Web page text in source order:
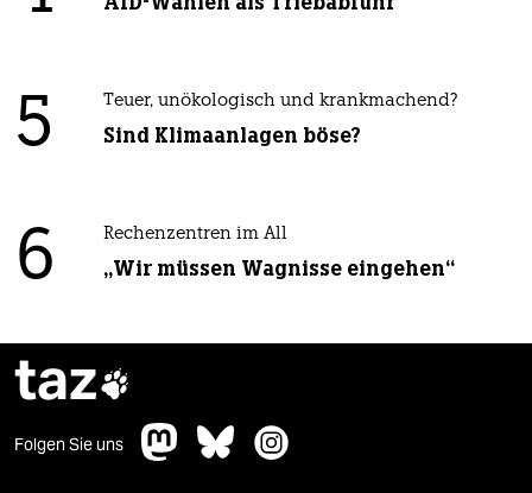
5 Teuer, unökologisch und krankmachend?
Sind Klimaanlagen böse?
6 Rechenzentren im All
„Wir müssen Wagnisse eingehen“
taz
Folgen Sie uns